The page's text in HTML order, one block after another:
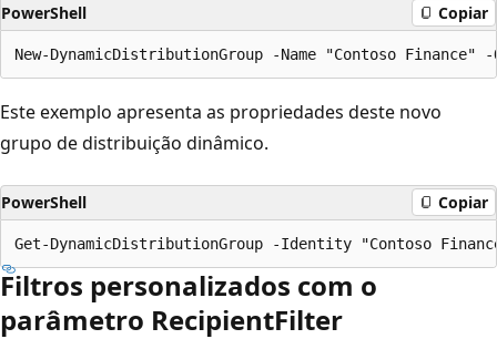
PowerShell Copiar
Este exemplo apresenta as propriedades deste novo
grupo de distribuição dinâmico.
PowerShell Copiar
Filtros personalizados com o
parâmetro RecipientFilter